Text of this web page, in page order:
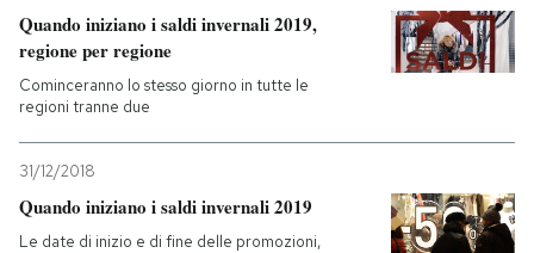
Quando iniziano i saldi invernali 2019,
regione per regione
Cominceranno lo stesso giorno in tutte le
regioni tranne due
31/12/2018
Quando iniziano i saldi invernali 2019
Le date di inizio e di fine delle promozioni,